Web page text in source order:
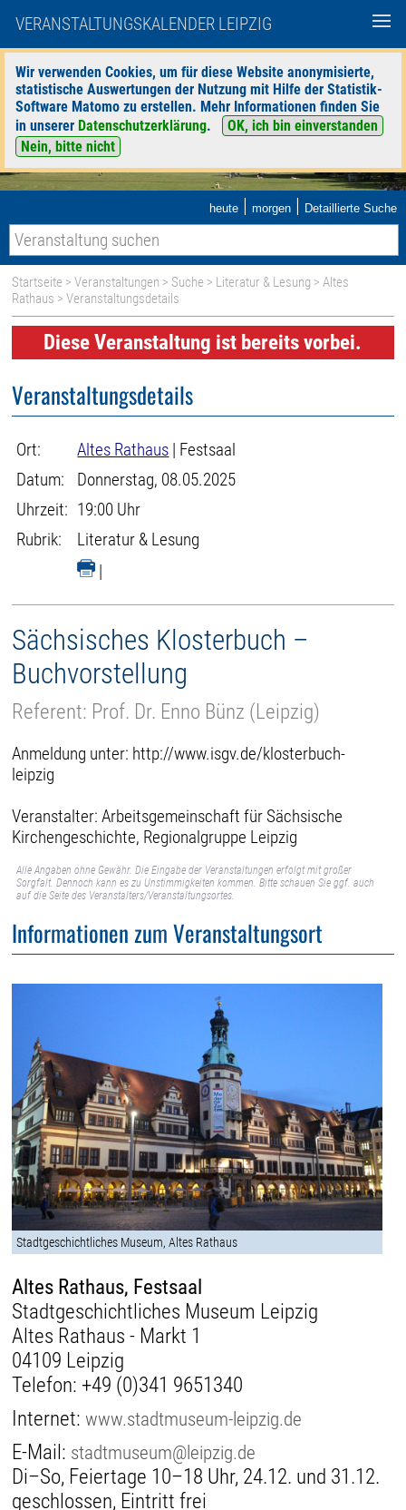
VERANSTALTUNGSKALENDER LEIPZIG
Wir verwenden Cookies, um für diese Website anonymisierte,
statistische Auswertungen der Nutzung mit Hilfe der Statistik-
Software Matomo zu erstellen. Mehr Informationen finden Sie
in unserer Datenschutzerklärung.
OK, ich bin einverstanden
Nein, bitte nicht
heute | morgen | Detaillierte Suche
Startseite >Veranstaltungen > Suche > Literatur & Lesung >Altes
Rathaus > Veranstaltungsdetails
Diese Veranstaltung ist bereits vorbei.
Veranstaltungsdetails
Ort: Altes Rathaus | Festsaal
Datum:
Donnerstag, 08.05.2025
Uhrzeit: 19:00 Uhr
Rubrik:
Literatur & Lesung
|
Sächsisches Klosterbuch –
Buchvorstellung
Referent: Prof. Dr. Enno Bünz (Leipzig)
Anmeldung unter: http://www.isgv.de/klosterbuch-
leipzig
Veranstalter: Arbeitsgemeinschaft für Sächsische
Kirchengeschichte, Regionalgruppe Leipzig
Alle Angaben ohne Gewähr. Die Eingabe der Veranstaltungen erfolgt mit großer
Sorgfalt. Dennoch kann es zu Unstimmigkeiten kommen. Bitte schauen Sie ggf. auch
auf die Seite des Veranstalters/Veranstaltungsortes.
Informationen zum Veranstaltungsort
Stadtgeschichtliches Museum, Altes Rathaus
Altes Rathaus, Festsaal
Stadtgeschichtliches Museum Leipzig
Altes Rathaus - Markt 1
04109 Leipzig
Telefon: +49 (0)341 9651340
Internet:www.stadtmuseum-leipzig.de
E-Mail: stadtmuseum@leipzig.de
Di–So, Feiertage 10–18 Uhr, 24.12. und 31.12.
geschlossen, Eintritt frei